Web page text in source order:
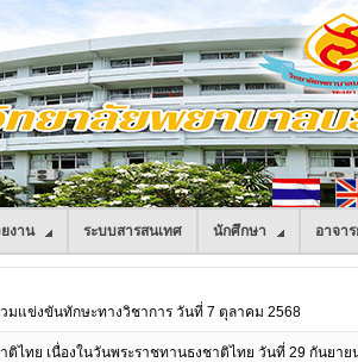
งาน ระบบสารสนเทศ นักศึกษา อาจา
แข่งขันทักษะทางวิชาการ วันที่ 7 ตุลาคม 2568
ติไทย เนื่องในวันพระราชทานธงชาติไทย วันที่ 29 กันยาย